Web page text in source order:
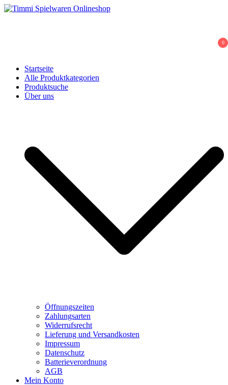
Skip
0
Startseite
Alle Produktkategorien
Produktsuche
Über uns
Öffnungszeiten
Zahlungsarten
Widerrufsrecht
Lieferung und Versandkosten
Impressum
Datenschutz
Batterieverordnung
AGB
Mein Konto